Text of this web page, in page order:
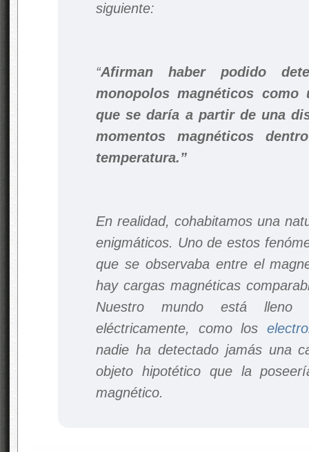
siguiente:
“Afirman haber podido
monopolos magnéticos
que se daría a partir de una
momentos magnéticos
temperatura.”
En realidad, cohabitamos una
enigmáticos. Uno de estos
que se observaba entre el
hay cargas magnéticas
Nuestro mundo está lleno
eléctricamente, como los
nadie ha detectado jamás una
objeto hipotético que la
magnético.